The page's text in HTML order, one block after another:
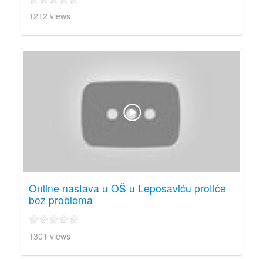
1212 views
Online nastava u OŠ u Leposaviću protiče
bez problema
1301 views